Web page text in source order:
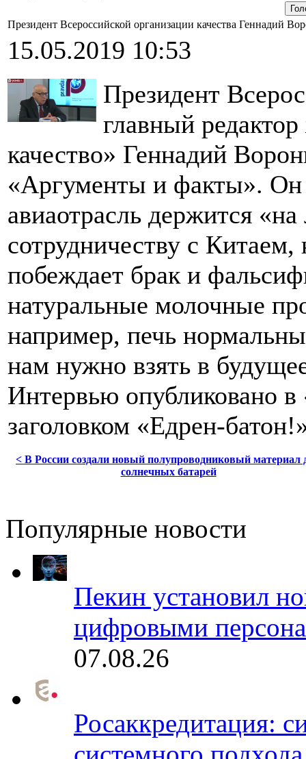
Президент Всероссийской организации качества Геннадий
15.05.2019 10:53
Президент
главный
качество» Геннадий
«Аргументы и факты». Он
авиаотрасль держится «на
сотрудничеству с Китаем,
побеждает брак и
натуральные молочные
например, печь
нам нужно взять в
Интервью опубликовано
заголовком «Едрен-
< В России создали новый полупроводниковый материал
солнечных батарей
Популярные новости
Пекин установил
цифровыми
07.08.26
Росаккредитация: